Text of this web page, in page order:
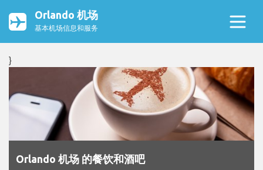
Orlando 机场
基本机场信息和服务
}
Orlando 机场 的餐饮和酒吧